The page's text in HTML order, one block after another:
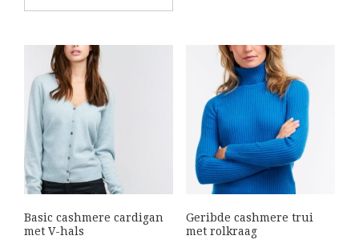
Basic cashmere cardigan
met V-hals
Geribde cashmere trui
met rolkraag